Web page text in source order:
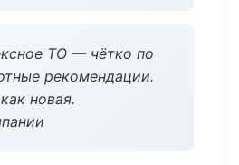
ТО — чётко по
рекомендации.
новая.